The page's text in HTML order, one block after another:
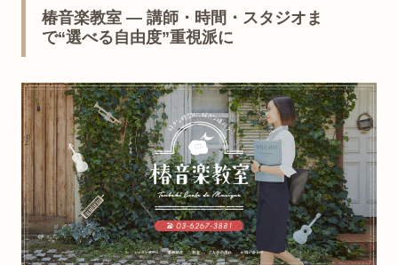
椿音楽教室 — 講師・時間・スタジオま
で“選べる自由度”重視派に